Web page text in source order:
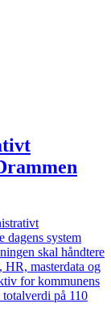
dagens system
skal håndtere
HR, masterdata og
for kommunens
på 110